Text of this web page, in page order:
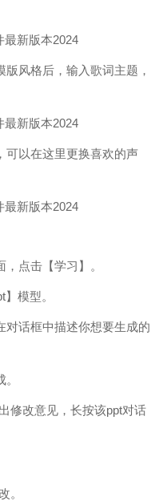
风格后，输入歌词主题，
可以在这里更换喜欢的声
点击【学习】。
模型。
对话框中描述你想要生成的
修改意见，长按该ppt对话
。